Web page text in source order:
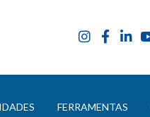
FERRAMENTAS